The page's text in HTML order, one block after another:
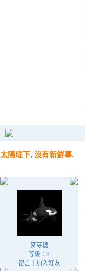
太陽底下, 沒有新鮮事.
麥芽糖
等級：8
留言｜ 加入好友